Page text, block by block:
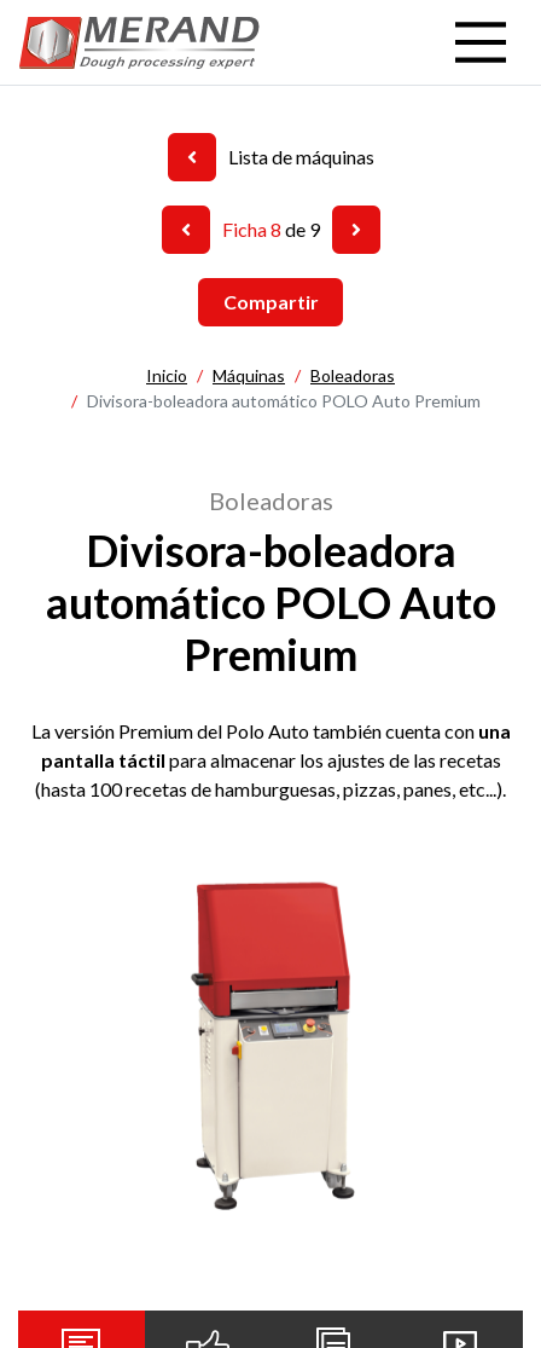
Pasar
contenido
Lista de máquinas
Ficha 8 de 9
Compartir
Inicio Máquinas
Boleadoras
Divisora-boleadora automático POLO Auto Premium
Boleadoras
Divisora-boleadora
automático POLO Auto
Premium
La versión Premium del Polo Auto también cuenta con una
pantalla táctil para almacenar los ajustes de las recetas
(hasta 100 recetas de hamburguesas, pizzas, panes, etc...).